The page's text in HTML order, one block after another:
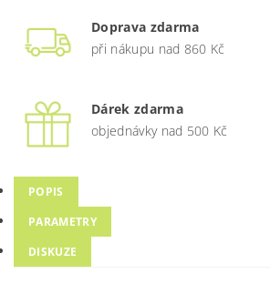
Doprava zdarma
při nákupu nad 860 Kč
Dárek zdarma
objednávky nad 500 Kč
POPIS
PARAMETRY
DISKUZE